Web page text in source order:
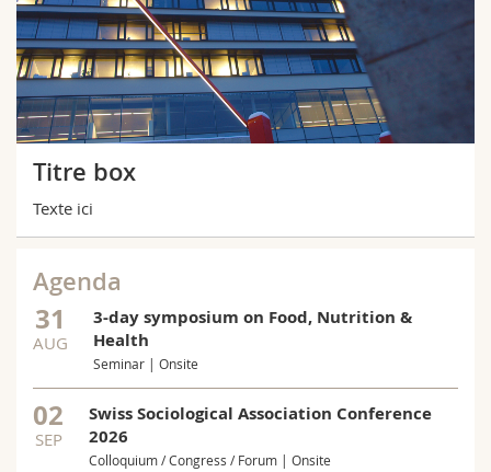
Titre box
Texte ici
Agenda
31
AUG
3-day symposium on Food, Nutrition &
Health
Seminar | Onsite
02
SEP
Swiss Sociological Association Conference
2026
Colloquium / Congress / Forum | Onsite